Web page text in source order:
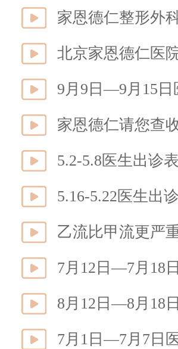
家恩德仁整形外
北京家恩德仁医
9月9日—9月15日
家恩德仁请您查
5.2-5.8医生出诊表
5.16-5.22医生出
7月12日—7月18
8月12日—8月18
7月1日—7月7日